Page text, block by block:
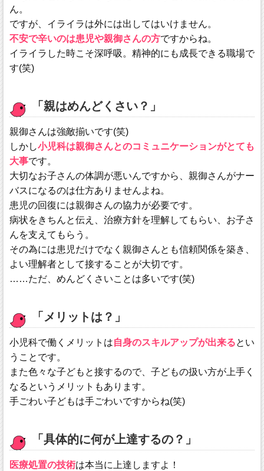
ん。
ですが、イライラは外には出してはいけません。
不安で辛いのは患児や親御さんの方ですからね。
イライラした時こそ深呼吸。精神的にも成長できる職場で
す(笑)
「親はめんどくさい？」
親御さんは強敵揃いです(笑)
しかし小児科は親御さんとのコミュニケーションがとても
大事です。
大切なお子さんの体調が悪いんですから、親御さんがナー
バスになるのは仕方ありませんよね。
患児の回復には親御さんの協力が必要です。
病状をきちんと伝え、治療方針を理解してもらい、お子さ
んを支えてもらう。
その為には患児だけでなく親御さんとも信頼関係を築き、
よい理解者として接することが大切です。
……ただ、めんどくさいことは多いです(笑)
「メリットは？」
小児科で働くメリットは自身のスキルアップが出来るとい
うことです。
また色々な子どもと接するので、子どもの扱い方が上手く
なるというメリットもあります。
手ごわい子どもは手ごわいですからね(笑)
「具体的に何が上達するの？」
医療処置の技術は本当に上達しますよ！